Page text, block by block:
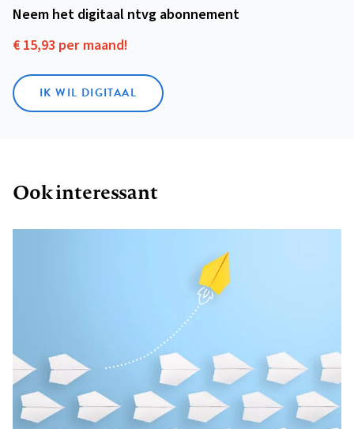
Neem het digitaal ntvg abonnement
€ 15,93 per maand!
IK WIL DIGITAAL
Ook interessant